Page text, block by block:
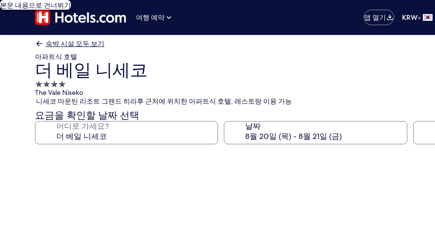
본문 내용으로 건너뛰기
여행 예약
앱 열기 KRW•
숙박 시설 모두 보기
아파트식 호텔
더 베일 니세코
4.0
성
급
숙
박
The Vale Niseko
니세코 마운틴 리조트 그랜드 히라후 근처에 위치한 아파트식 호텔, 레스토랑 이용 가능
요금을 확인할 날짜 선택
어디로 가세요? 날짜